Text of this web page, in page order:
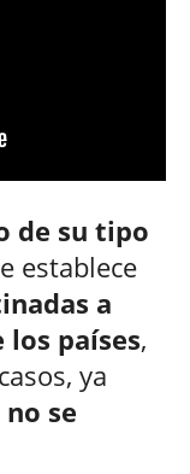
de su tipo
establece
a
países,
ya
no se